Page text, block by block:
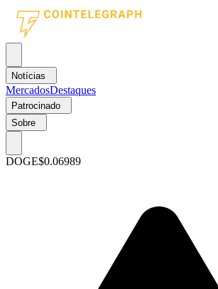
Notícias
MercadosDestaques
Patrocinado
Sobre
DOGE$0.06989